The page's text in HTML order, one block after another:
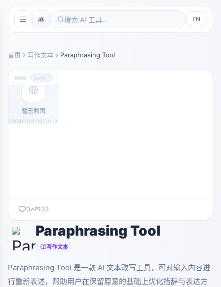
EN
首页 写作文本 Paraphrasing Tool
暂无截图
paraphrasingtool.ai
0 133
Paraphrasing Tool
写作文本
Paraphrasing Tool 是一款 AI 文本改写工具，可对输入内容进
行重新表述，帮助用户在保留原意的基础上优化措辞与表达方